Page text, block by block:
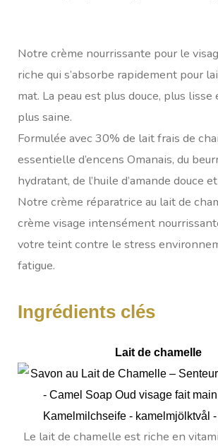
Notre crème nourrissante pour le
riche qui s’absorbe rapidement pour
mat. La peau est plus douce, plus
plus saine.
Formulée avec 30% de lait frais de
essentielle d’encens Omanais, du
hydratant, de l’huile d’amande douce
Notre crème réparatrice au lait de
crème visage intensément
votre teint contre le stress
fatigue.
Ingrédients clés
Lait de chamelle
Le lait de chamelle est riche en